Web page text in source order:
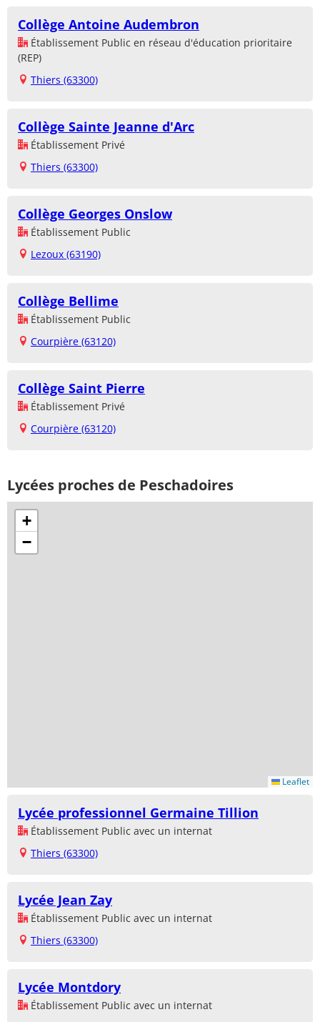
Collège Antoine Audembron
Établissement Public en réseau d'éducation prioritaire
(REP)
Thiers (63300)
Collège Sainte Jeanne d'Arc
Établissement Privé
Thiers (63300)
Collège Georges Onslow
Établissement Public
Lezoux (63190)
Collège Bellime
Établissement Public
Courpière (63120)
Collège Saint Pierre
Établissement Privé
Courpière (63120)
Lycées proches de Peschadoires
+
−
Leaflet
Lycée professionnel Germaine Tillion
Établissement Public avec un internat
Thiers (63300)
Lycée Jean Zay
Établissement Public avec un internat
Thiers (63300)
Lycée Montdory
Établissement Public avec un internat